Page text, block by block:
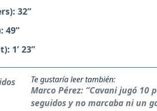
32’’
1’ 23’’
Te gustaría leer también:
Marco Pérez: “Cavani jugó 10
seguidos y no marcaba ni un